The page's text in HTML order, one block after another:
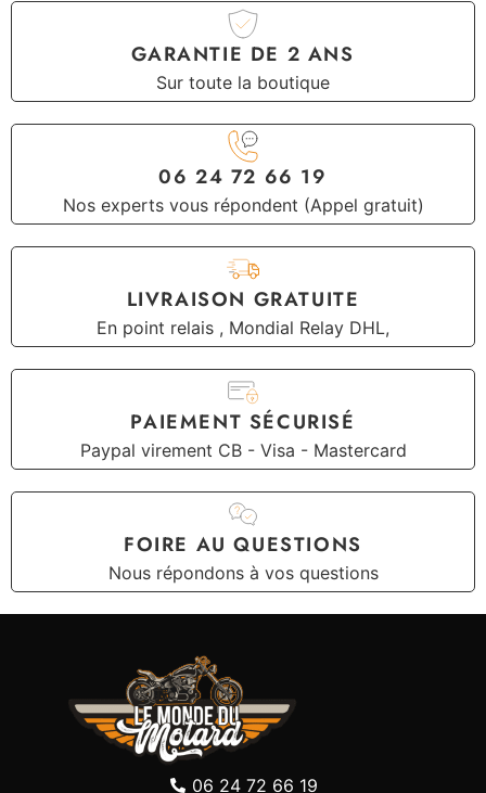
GARANTIE DE 2 ANS
Sur toute la boutique
06 24 72 66 19
Nos experts vous répondent (Appel gratuit)
LIVRAISON GRATUITE
En point relais , Mondial Relay DHL,
PAIEMENT SÉCURISÉ
Paypal virement CB - Visa - Mastercard
FOIRE AU QUESTIONS
Nous répondons à vos questions
06 24 72 66 19